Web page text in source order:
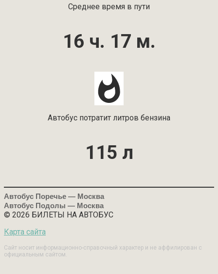
Среднее время в пути
16 ч. 17 м.
Автобус потратит литров бензина
115 л
Автобус Поречье — Москва
Автобус Подолы — Москва
© 2026 БИЛЕТЫ НА АВТОБУС
Карта сайта
Сайт носит информационно-справочный характер и не аффилирован с
официальным сайтом.